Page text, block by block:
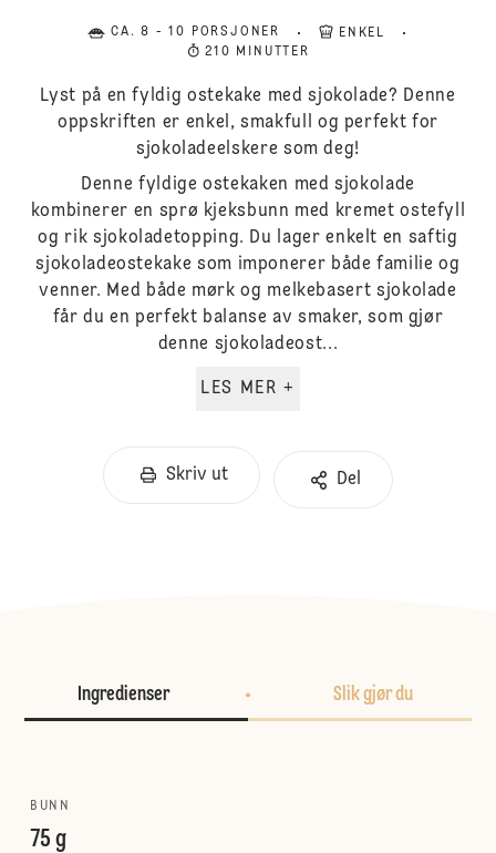
CA. 8 - 10 PORSJONER
ENKEL
210 MINUTTER
Lyst på en fyldig ostekake med sjokolade? Denne
oppskriften er enkel, smakfull og perfekt for
sjokoladeelskere som deg!
Denne fyldige ostekaken med sjokolade
kombinerer en sprø kjeksbunn med kremet ostefyll
og rik sjokoladetopping. Du lager enkelt en saftig
sjokoladeostekake som imponerer både familie og
venner. Med både mørk og melkebasert sjokolade
får du en perfekt balanse av smaker, som gjør
denne sjokoladeost...
LES MER +
Skriv ut Del
Ingredienser Slik gjør du
BUNN
75 g